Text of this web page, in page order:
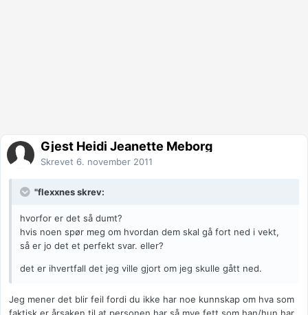
Gjest Heidi Jeanette Meborg
Skrevet 6. november 2011
"flexxnes skrev:
hvorfor er det så dumt?
hvis noen spør meg om hvordan dem skal gå fort ned i vekt,
så er jo det et perfekt svar. eller?
det er ihvertfall det jeg ville gjort om jeg skulle gått ned.
Jeg mener det blir feil fordi du ikke har noe kunnskap om hva som